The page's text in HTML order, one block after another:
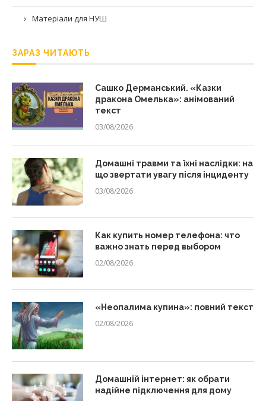
Матеріали для НУШ
ЗАРАЗ ЧИТАЮТЬ
Сашко Дерманський. «Казки
дракона Омелька»: анімований
текст
03/08/2026
Домашні травми та їхні наслідки: на
що звертати увагу після інциденту
03/08/2026
Как купить номер телефона: что
важно знать перед выбором
02/08/2026
«Неопалима купина»: повний текст
02/08/2026
Домашній інтернет: як обрати
надійне підключення для дому